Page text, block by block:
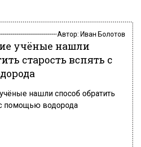
Автор: Иван Болотов
учёные нашли
старость вспять с